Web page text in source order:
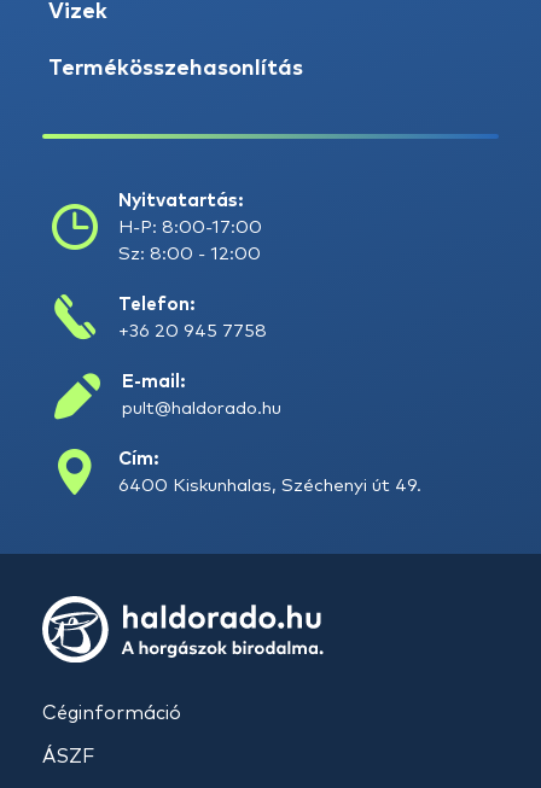
Vizek
Termékösszehasonlítás
Nyitvatartás:
H-P: 8:00-17:00
Sz: 8:00 - 12:00
Telefon:
+36 20 945 7758
E-mail:
pult@haldorado.hu
Cím:
6400 Kiskunhalas, Széchenyi út 49.
Céginformáció
ÁSZF